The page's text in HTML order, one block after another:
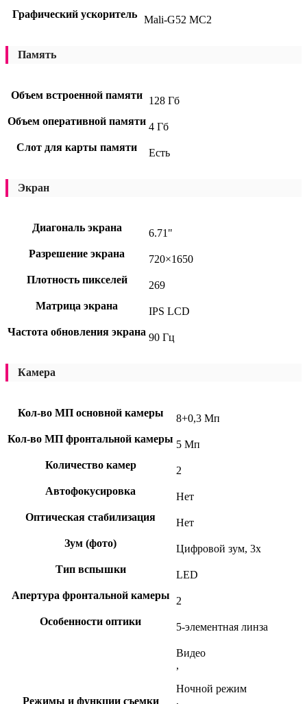
Графический ускоритель
Mali-G52 MC2
Память
Объем встроенной памяти 128 Гб
Объем оперативной памяти 4 Гб
Слот для карты памяти
Есть
Экран
Диагональ экрана
6.71"
Разрешение экрана
720×1650
Плотность пикселей
269
Матрица экрана
IPS LCD
Частота обновления экрана 90 Гц
Камера
Кол-во МП основной камеры
8+0,3 Мп
Кол-во МП фронтальной камеры 5 Мп
Количество камер
2
Автофокусировка
Нет
Оптическая стабилизация
Нет
Зум (фото)
Цифровой зум, 3x
Тип вспышки
LED
Апертура фронтальной камеры
2
Особенности оптики
5-элементная линза
Режимы и функции съемки
Видео
,
Ночной режим
,